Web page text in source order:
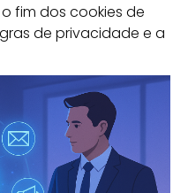
fim dos cookies de
de privacidade e a